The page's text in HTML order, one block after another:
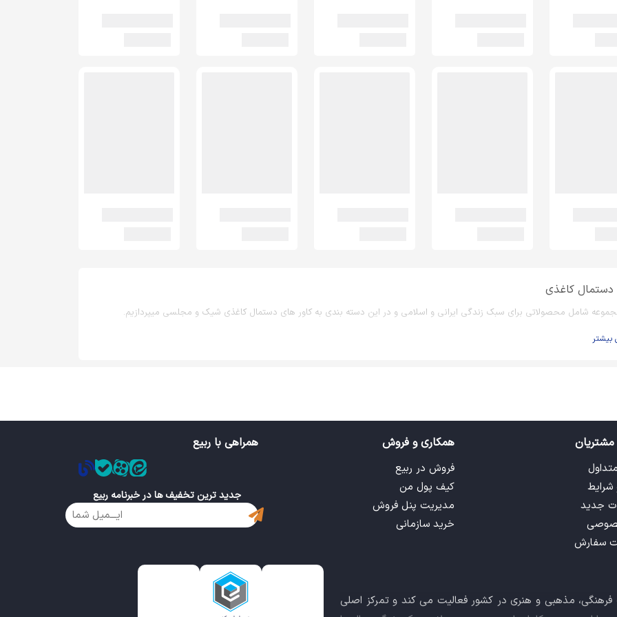
کاغذی
شامل محصولاتی برای سبک زندگی ایرانی و اسلامی و در این دسته بندی به کاور های دستمال کاغذی شیک و مجلسی میپردازیم.
بیشتر
شرایط
جدید
سفارش
همکاری و فروش
فروش در ربیع
کیف پول من
مدیریت پنل فروش
خرید سازمانی
همراهی با ربیع
جدید ترین تخفیف ها در خبرنامه ربیع
فرهنگی، مذهبی و هنری در کشور فعالیت می کند و تمرکز اصلی